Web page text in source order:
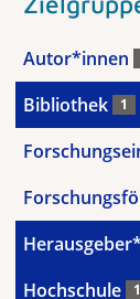
Autor*innen
Bibliothek 1
Hochschule 1